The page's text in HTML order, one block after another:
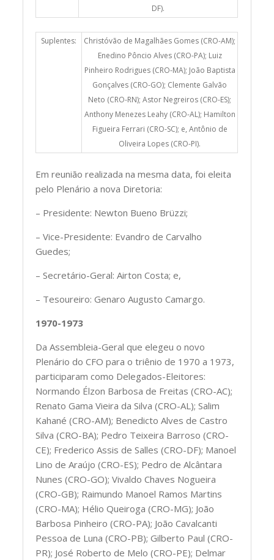
DF).
Suplentes:
Christóvão de Magalhães Gomes (CRO-AM);
Enedino Pôncio Alves (CRO-PA); Luiz
Pinheiro Rodrigues (CRO-MA); João Baptista
Gonçalves (CRO-GO); Clemente Galvão
Neto (CRO-RN); Astor Negreiros (CRO-ES);
Anthony Menezes Leahy (CRO-AL); Hamilton
Figueira Ferrari (CRO-SC); e, Antônio de
Oliveira Lopes (CRO-PI).
Em reunião realizada na mesma data, foi eleita
pelo Plenário a nova Diretoria:
– Presidente: Newton Bueno Brüzzi;
– Vice-Presidente: Evandro de Carvalho
Guedes;
– Secretário-Geral: Airton Costa; e,
– Tesoureiro: Genaro Augusto Camargo.
1970-1973
Da Assembleia-Geral que elegeu o novo
Plenário do CFO para o triênio de 1970 a 1973,
participaram como Delegados-Eleitores:
Normando Élzon Barbosa de Freitas (CRO-AC);
Renato Gama Vieira da Silva (CRO-AL); Salim
Kahané (CRO-AM); Benedicto Alves de Castro
Silva (CRO-BA); Pedro Teixeira Barroso (CRO-
CE); Frederico Assis de Salles (CRO-DF); Manoel
Lino de Araújo (CRO-ES); Pedro de Alcântara
Nunes (CRO-GO); Vivaldo Chaves Nogueira
(CRO-GB); Raimundo Manoel Ramos Martins
(CRO-MA); Hélio Queiroga (CRO-MG); João
Barbosa Pinheiro (CRO-PA); João Cavalcanti
Pessoa de Luna (CRO-PB); Gilberto Paul (CRO-
PR); José Roberto de Melo (CRO-PE); Delmar